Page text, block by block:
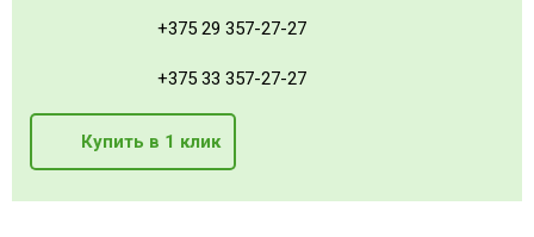
+375 29 357-27-27
+375 33 357-27-27
Купить в 1 клик